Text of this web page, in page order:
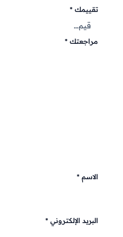
تقييمك *
مراجعتك *
الاسم *
البريد الإلكتروني *